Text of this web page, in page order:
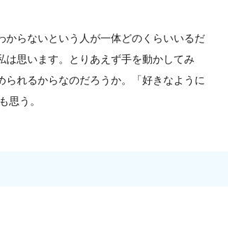
らないという人が一体どのくらいいるだ
思います。とりあえず手を動かしてみ
れるからなのだろうか。「好きなように
思う。